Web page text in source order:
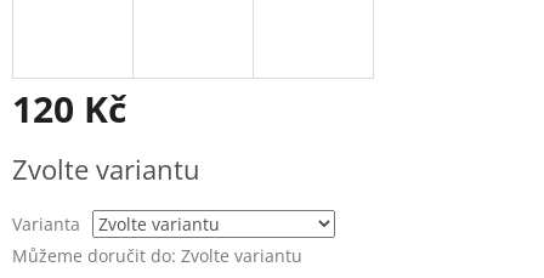
120 Kč
cena:
Zvolte variantu
Varianta
Můžeme doručit do: Zvolte variantu